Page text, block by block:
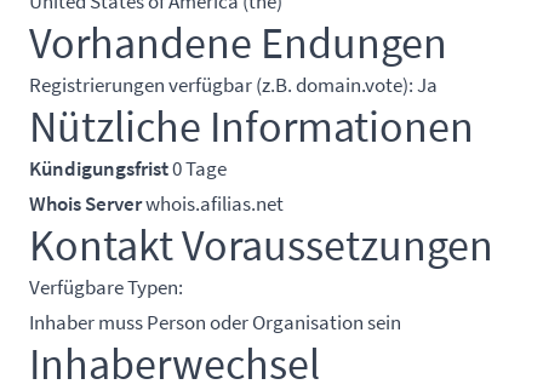
Vorhandene Endungen
Registrierungen verfügbar (z.B. domain.vote): Ja
Nützliche Informationen
Kündigungsfrist0 Tage
Whois Serverwhois.afilias.net
Kontakt Voraussetzungen
Verfügbare Typen:
Inhaber muss Person oder Organisation sein
Inhaberwechsel